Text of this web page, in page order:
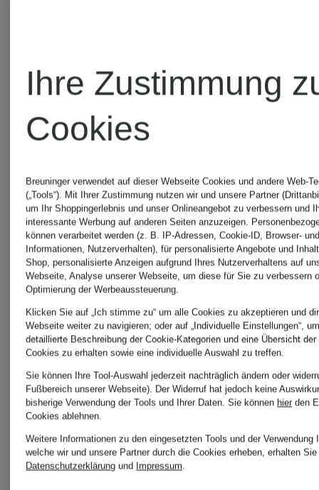
Hemdbluse
CHF 219 CHF
Ihre Zustimmung
Cookies
Breuninger verwendet auf dieser Webseite Cookies und andere Web-
(„Tools“). Mit Ihrer Zustimmung nutzen wir und unsere Partner
um Ihr Shoppingerlebnis und unser Onlineangebot zu verbessern und
interessante Werbung auf anderen Seiten anzuzeigen.
können verarbeitet werden (z. B. IP-Adressen, Cookie-ID, Browser-
Informationen, Nutzerverhalten), für personalisierte Angebote und
Shop, personalisierte Anzeigen aufgrund Ihres Nutzerverhaltens auf
Webseite, Analyse unserer Webseite, um diese für Sie zu verbessern
Optimierung der Werbeaussteuerung.
Klicken Sie auf „Ich stimme zu“ um alle Cookies zu akzeptieren und
Webseite weiter zu navigieren; oder auf „Individuelle Einstellungen“,
detaillierte Beschreibung der Cookie-Kategorien und eine Übersicht
Cookies zu erhalten sowie eine individuelle Auswahl zu treffen.
Sie können Ihre Tool-Auswahl jederzeit nachträglich ändern oder
Fußbereich unserer Webseite). Der Widerruf hat jedoch keine
bisherige Verwendung der Tools und Ihrer Daten. Sie können hier den
Cookies ablehnen.
Weitere Informationen zu den eingesetzten Tools und der Verwendung
welche wir und unsere Partner durch die Cookies erheben, erhalten
Datenschutzerklärung und Impressum.